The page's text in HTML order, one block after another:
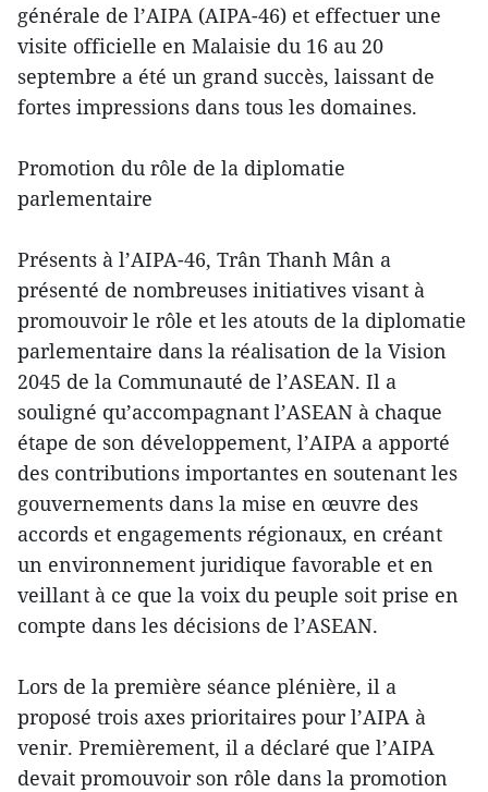
générale de l’AIPA (AIPA-46) et effectuer une
visite officielle en Malaisie du 16 au 20
septembre a été un grand succès, laissant de
fortes impressions dans tous les domaines.
Promotion du rôle de la diplomatie
parlementaire
Présents à l’AIPA-46, Trân Thanh Mân a
présenté de nombreuses initiatives visant à
promouvoir le rôle et les atouts de la diplomatie
parlementaire dans la réalisation de la Vision
2045 de la Communauté de l’ASEAN. Il a
souligné qu’accompagnant l’ASEAN à chaque
étape de son développement, l’AIPA a apporté
des contributions importantes en soutenant les
gouvernements dans la mise en œuvre des
accords et engagements régionaux, en créant
un environnement juridique favorable et en
veillant à ce que la voix du peuple soit prise en
compte dans les décisions de l’ASEAN.
Lors de la première séance plénière, il a
proposé trois axes prioritaires pour l’AIPA à
venir. Premièrement, il a déclaré que l’AIPA
devait promouvoir son rôle dans la promotion